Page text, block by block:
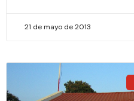
21 de mayo de 2013